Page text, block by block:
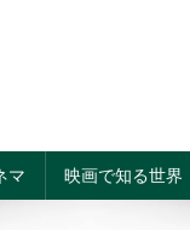
マ 映画で知る世界